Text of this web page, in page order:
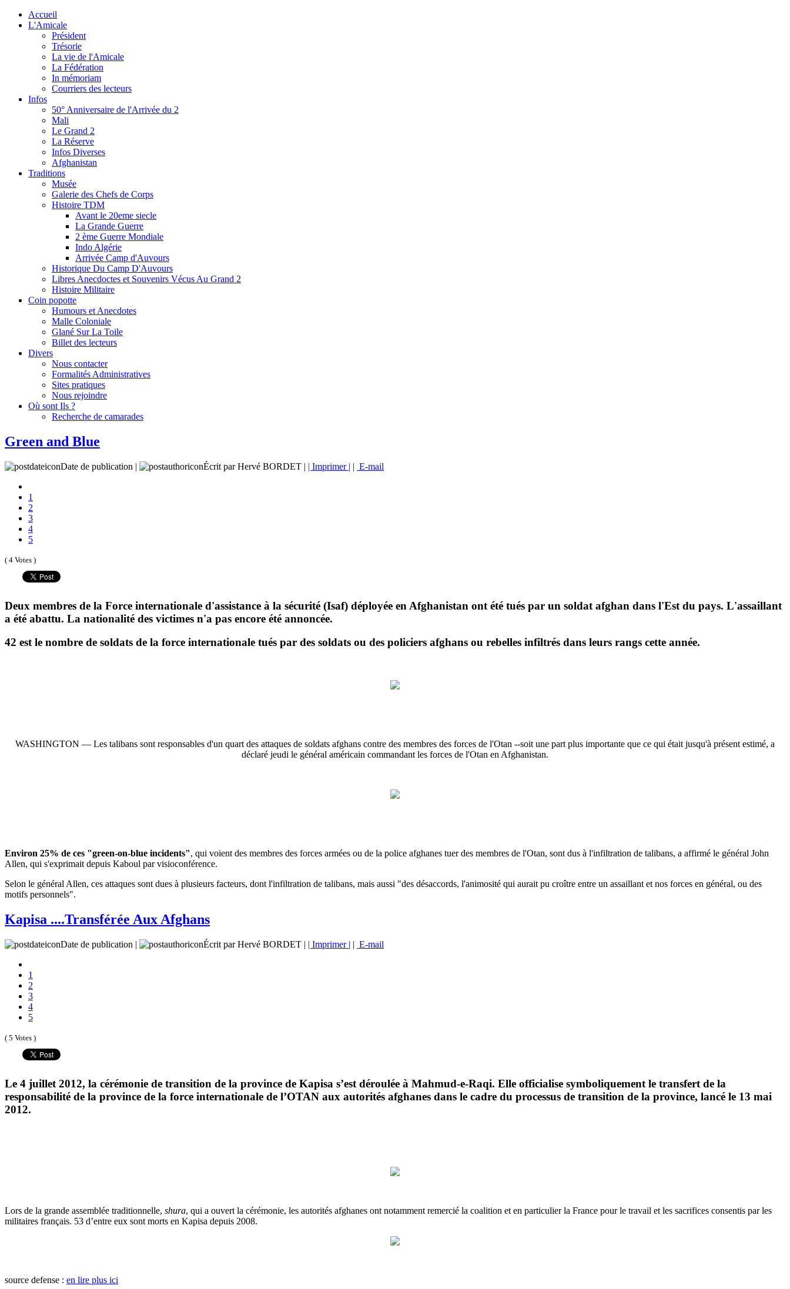
Accueil
L'Amicale
Président
Trésorie
La vie de l'Amicale
La Fédération
In mémoriam
Courriers des lecteurs
Infos
50° Anniversaire de l'Arrivée du 2
Mali
Le Grand 2
La Réserve
Infos Diverses
Afghanistan
Traditions
Musée
Galerie des Chefs de Corps
Histoire TDM
Avant le 20eme siecle
La Grande Guerre
2 ème Guerre Mondiale
Indo Algérie
Arrivée Camp d'Auvours
Historique Du Camp D'Auvours
Libres Anecdoctes et Souvenirs Vécus Au Grand 2
Histoire Militaire
Coin popotte
Humours et Anecdotes
Malle Coloniale
Glané Sur La Toile
Billet des lecteurs
Divers
Nous contacter
Formalités Administratives
Sites pratiques
Nous rejoindre
Où sont Ils ?
Recherche de camarades
Green and Blue
Date de publication | Écrit par Hervé BORDET | | Imprimer | | E-mail
1
2
3
4
5
( 4 Votes )
Deux membres de la Force internationale d'assistance à la sécurité (Isaf) déployée en Afghanistan ont été tués par un soldat afghan dans l'Est du pays. L'assaillant
a été abattu. La nationalité des victimes n'a pas encore été annoncée.
42 est le nombre de soldats de la force internationale tués par des soldats ou des policiers afghans ou rebelles infiltrés dans leurs rangs cette année.
WASHINGTON — Les talibans sont responsables d'un quart des attaques de soldats afghans contre des membres des forces de l'Otan --soit une part plus importante que ce qui était jusqu'à présent estimé, a
déclaré jeudi le général américain commandant les forces de l'Otan en Afghanistan.
Environ 25% de ces "green-on-blue incidents", qui voient des membres des forces armées ou de la police afghanes tuer des membres de l'Otan, sont dus à l'infiltration de talibans, a affirmé le général John
Allen, qui s'exprimait depuis Kaboul par visioconférence.
Selon le général Allen, ces attaques sont dues à plusieurs facteurs, dont l'infiltration de talibans, mais aussi "des désaccords, l'animosité qui aurait pu croître entre un assaillant et nos forces en général, ou des
motifs personnels".
Kapisa ....Transférée Aux Afghans
Date de publication | Écrit par Hervé BORDET | | Imprimer | | E-mail
1
2
3
4
5
( 5 Votes )
Le 4 juillet 2012, la cérémonie de transition de la province de Kapisa s’est déroulée à Mahmud-e-Raqi. Elle officialise symboliquement le transfert de la
responsabilité de la province de la force internationale de l’OTAN aux autorités afghanes dans le cadre du processus de transition de la province, lancé le 13 mai
2012.
Lors de la grande assemblée traditionnelle, shura, qui a ouvert la cérémonie, les autorités afghanes ont notamment remercié la coalition et en particulier la France pour le travail et les sacrifices consentis par les
militaires français. 53 d’entre eux sont morts en Kapisa depuis 2008.
source defense : en lire plus ici